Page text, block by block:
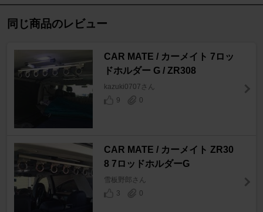
同じ商品のレビュー
CAR MATE / カーメイト 7ロッ
ドホルダー G / ZR308
kazuki0707さん
9
0
CAR MATE / カーメイト ZR30
8 7ロッドホルダーG
雪板野郎さん
3
0